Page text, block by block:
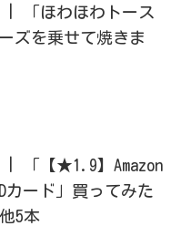
| 「ほわほわトース
ズを乗せて焼きま
| 「【★1.9】Amazon
ード」買ってみた
5本